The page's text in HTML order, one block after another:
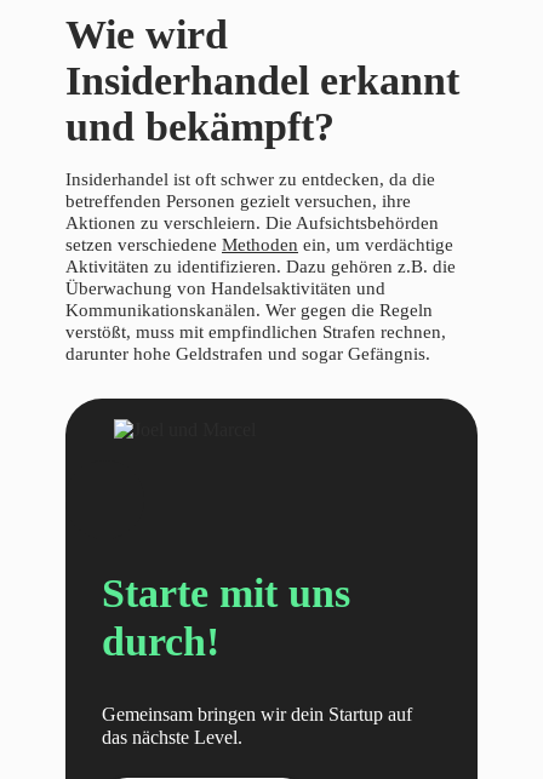
Wie wird
Insiderhandel erkannt
und bekämpft?
Insiderhandel ist oft schwer zu entdecken, da die
betreffenden Personen gezielt versuchen, ihre
Aktionen zu verschleiern. Die Aufsichtsbehörden
setzen verschiedene Methoden ein, um verdächtige
Aktivitäten zu identifizieren. Dazu gehören z.B. die
Überwachung von Handelsaktivitäten und
Kommunikationskanälen. Wer gegen die Regeln
verstößt, muss mit empfindlichen Strafen rechnen,
darunter hohe Geldstrafen und sogar Gefängnis.
Starte mit uns
durch!
Gemeinsam bringen wir dein Startup auf
das nächste Level.